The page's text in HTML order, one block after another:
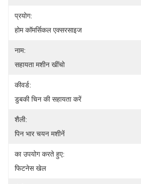
प्रयोग:
होम कॉमर्सिकल एक्सरसाइज
नाम:
सहायता मशीन खींचो
कीवर्ड:
डुबकी चिन की सहायता करें
शैली:
पिन भार चयन मशीनें
का उपयोग करते हुए:
फिटनेस खेल